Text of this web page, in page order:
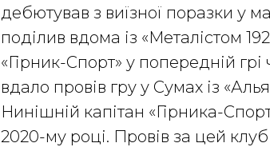
дебютував з виїзної поразки у
поділив вдома із «Металістом
«Гірник-Спорт» у попередній
вдало провів гру у Сумах із
Нинішній капітан «Гірника-
2020-му році. Провів за цей клуб